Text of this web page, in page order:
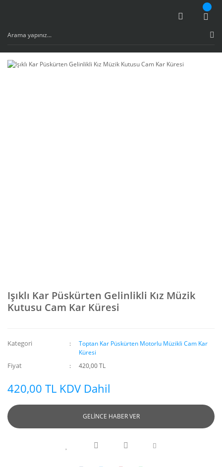
Işıklı Kar Püskürten Gelinlikli Kız Müzik
Kutusu Cam Kar Küresi
Kategori
Toptan Kar Püskürten Motorlu Müzikli Cam Kar
Küresi
Fiyat 420,00 TL
420,00 TL KDV Dahil
GELİNCE HABER VER